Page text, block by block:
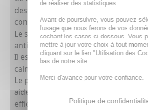
destiné à toute la famille, avec une
confortable qui n'est pas grasse.
Le soin Atoderm Intensive baume
anti-prurit PEA, qui diminue
Il est également enrichi en agents
calment les irritations de la peau.
Le produit utilise la technologie
aide à rétablir durablement une
efficace.
de réaliser des statistiques
Avant de poursuivre, vous pouvez
l'usage que nous ferons de vos
cochant les cases ci-dessous. Vous
mettre à jour votre choix à tout
cliquant sur le lien "Utilisation des
bas de notre site.
Merci d'avance pour votre confiance.
Politique de